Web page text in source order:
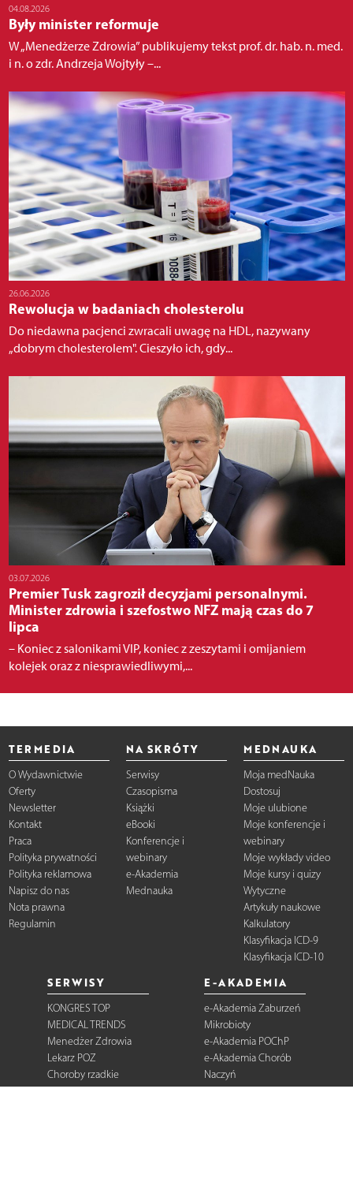
04.08.2026
Były minister reformuje
W „Menedżerze Zdrowia” publikujemy tekst prof. dr. hab. n. med.
i n. o zdr. Andrzeja Wojtyły –...
26.06.2026
Rewolucja w badaniach cholesterolu
Do niedawna pacjenci zwracali uwagę na HDL, nazywany
„dobrym cholesterolem". Cieszyło ich, gdy...
03.07.2026
Premier Tusk zagroził decyzjami personalnymi.
Minister zdrowia i szefostwo NFZ mają czas do 7
lipca
– Koniec z salonikami VIP, koniec z zeszytami i omijaniem
kolejek oraz z niesprawiedliwymi,...
TERMEDIA
O Wydawnictwie
Oferty
Newsletter
Kontakt
Praca
Polityka prywatności
Polityka reklamowa
Napisz do nas
Nota prawna
Regulamin
NA SKRÓTY
Serwisy
Czasopisma
Książki
eBooki
Konferencje i
webinary
e-Akademia
Mednauka
MEDNAUKA
Moja medNauka
Dostosuj
Moje ulubione
Moje konferencje i
webinary
Moje wykłady video
Moje kursy i quizy
Wytyczne
Artykuły naukowe
Kalkulatory
Klasyfikacja ICD-9
Klasyfikacja ICD-10
SERWISY
KONGRES TOP
MEDICAL TRENDS
Menedżer Zdrowia
Lekarz POZ
Choroby rzadkie
Dermatologia
E-AKADEMIA
e-Akademia Zaburzeń
Mikrobioty
e-Akademia POChP
e-Akademia Chorób
Naczyń